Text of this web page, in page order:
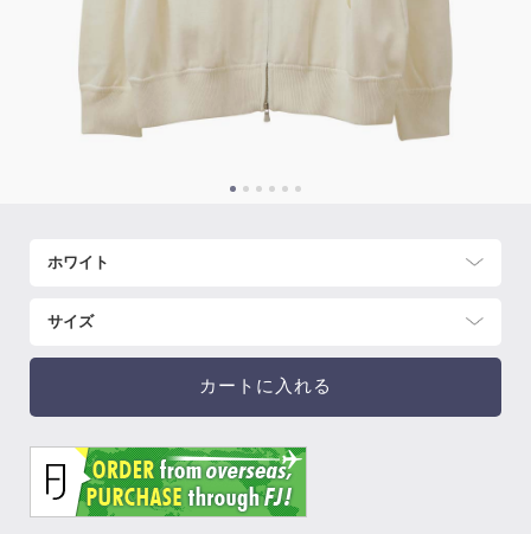
カートに入れる